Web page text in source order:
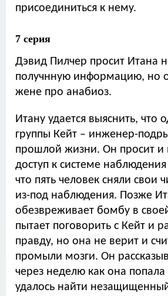
присоединиться к нему.
7 серия
Дэвид Пилчер просит Итана не разглашать
получнную информацию, но
жене про анабиоз.
Итану удается выяснить, что
группы Кейт – инженер-
прошлой жизни. Он просит и получает
доступ к системе
что пять человек сняли свои
из-под наблюдения. Позже
обезвреживает бомбу в
пытает поговорить с Кейт и
правду, но она не верит и
промыли мозги. Он рассказывает Итану, что
через неделю как она
удалось найти